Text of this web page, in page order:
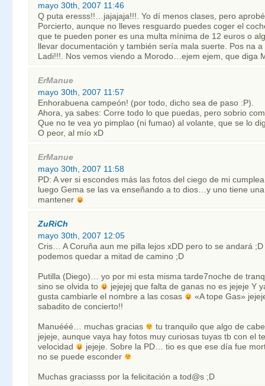
mayo 30th, 2007 11:46
Q puta eresss!!…jajajaja!!!. Yo dí menos clases, pero
Porcierto, aunque no lleves resguardo puedes coger el
que te pueden poner es una multa mínima de 12 euros o
llevar documentación y también sería mala suerte. Pos na
Ladi!!!. Nos vemos viendo a Morodo…ejem ejem, que diga
ErManue
mayo 30th, 2007 11:57
Enhorabuena campeón! (por todo, dicho sea de paso :P).
Ahora, ya sabes: Corre todo lo que puedas, pero sobrio
Que no te vea yo pimplao (ni fumao) al volante, que se lo
O peor, al mío xD
ErManue
mayo 30th, 2007 11:58
PD: A ver si escondes más las fotos del ciego de mi
luego Gema se las va enseñando a to dios…y uno tiene
mantener
ZuRiCh
mayo 30th, 2007 12:05
Cris… A Coruña aun me pilla lejos xDD pero to se andará ;D
podemos quedar a mitad de camino ;D
Putilla (Diego)… yo por mi esta misma tarde7noche de
sino se olvida to
jejejej que falta de ganas no es jejeje Y
gusta cambiarle el nombre a las cosas
«A tope Gas»
sabadito de concierto!!
Manuééé… muchas gracias
tu tranquilo que algo de
jejeje, aunque vaya hay fotos muy curiosas tuyas tb con el
velocidad
jejeje. Sobre la PD… tio es que ese día fue
no se puede esconder
Muchas graciasss por la felicitación a tod@s ;D